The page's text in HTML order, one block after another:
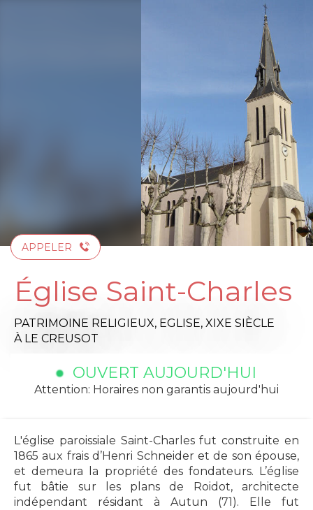
APPELER
Église Saint-Charles
PATRIMOINE RELIGIEUX, EGLISE, XIXE SIÈCLE
À LE CREUSOT
OUVERT AUJOURD'HUI
Attention: Horaires non garantis aujourd'hui
L'église paroissiale Saint-Charles fut construite en
1865 aux frais d’Henri Schneider et de son épouse,
et demeura la propriété des fondateurs. L’église
fut bâtie sur les plans de Roidot, architecte
indépendant résidant à Autun (71). Elle fut